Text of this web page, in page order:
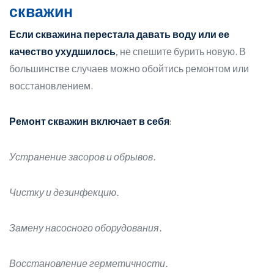
скважин
Если скважина перестала давать воду или ее
качество ухудшилось, не спешите бурить новую. В
большинстве случаев можно обойтись ремонтом или
восстановлением.
Ремонт скважин включает в себя:
Устранение засоров и обрывов.
Чистку и дезинфекцию.
Замену насосного оборудования.
Восстановление герметичности.